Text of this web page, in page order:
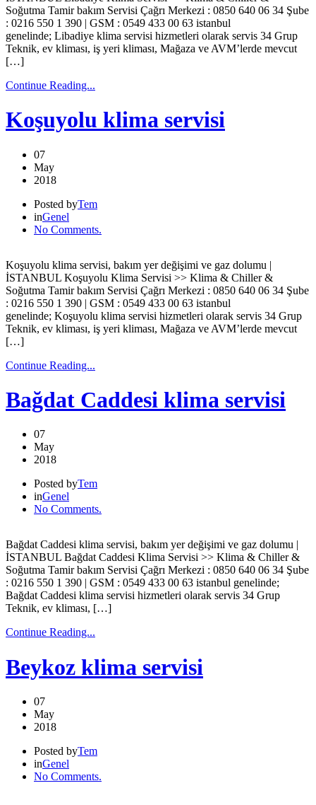
Soğutma Tamir bakım Servisi Çağrı Merkezi : 0850 640 06 34 Şube
: 0216 550 1 390 | GSM : 0549 433 00 63 istanbul
genelinde; Libadiye klima servisi hizmetleri olarak servis 34 Grup
Teknik, ev kliması, iş yeri kliması, Mağaza ve AVM’lerde mevcut
[…]
Continue Reading...
Koşuyolu klima servisi
07
May
2018
Posted byTem
inGenel
No Comments.
Koşuyolu klima servisi, bakım yer değişimi ve gaz dolumu |
İSTANBUL Koşuyolu Klima Servisi >> Klima & Chiller &
Soğutma Tamir bakım Servisi Çağrı Merkezi : 0850 640 06 34 Şube
: 0216 550 1 390 | GSM : 0549 433 00 63 istanbul
genelinde; Koşuyolu klima servisi hizmetleri olarak servis 34 Grup
Teknik, ev kliması, iş yeri kliması, Mağaza ve AVM’lerde mevcut
[…]
Continue Reading...
Bağdat Caddesi klima servisi
07
May
2018
Posted byTem
inGenel
No Comments.
Bağdat Caddesi klima servisi, bakım yer değişimi ve gaz dolumu |
İSTANBUL Bağdat Caddesi Klima Servisi >> Klima & Chiller &
Soğutma Tamir bakım Servisi Çağrı Merkezi : 0850 640 06 34 Şube
: 0216 550 1 390 | GSM : 0549 433 00 63 istanbul genelinde;
Bağdat Caddesi klima servisi hizmetleri olarak servis 34 Grup
Teknik, ev kliması, […]
Continue Reading...
Beykoz klima servisi
07
May
2018
Posted byTem
inGenel
No Comments.